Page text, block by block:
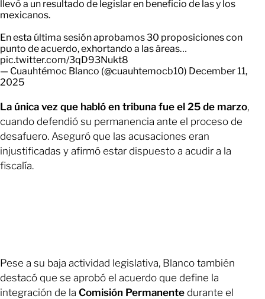
llevó a un resultado de legislar en beneficio de las y los
mexicanos.
En esta última sesión aprobamos 30 proposiciones con
punto de acuerdo, exhortando a las áreas…
pic.twitter.com/3qD93Nukt8
— Cuauhtémoc Blanco (@cuauhtemocb10) December 11,
2025
La única vez que habló en tribuna fue el 25 de marzo,
cuando defendió su permanencia ante el proceso de
desafuero. Aseguró que las acusaciones eran
injustificadas y afirmó estar dispuesto a acudir a la
fiscalía.
Pese a su baja actividad legislativa, Blanco también
destacó que se aprobó el acuerdo que define la
integración de la Comisión Permanente durante el